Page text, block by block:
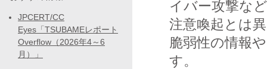
イバー攻撃な
注意喚起とは
脆弱性の情報
す。
JPCERT/CC
Eyes「TSUBAMEレポート
Overflow（2026年4～6
月）」